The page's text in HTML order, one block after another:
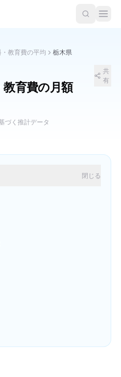
教育費の平均 栃木県
育費の月額
づく推計データ
共
有
閉じる